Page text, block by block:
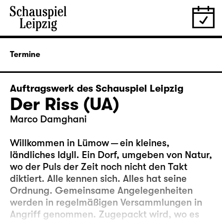
Termine
Auftragswerk des Schauspiel Leipzig
Der Riss (UA)
Marco Damghani
Willkommen in Lümow — ein kleines,
ländliches Idyll. Ein Dorf, umgeben von Natur,
wo der Puls der Zeit noch nicht den Takt
diktiert. Alle kennen sich. Alles hat seine
Ordnung. Gemeinsame Angelegenheiten
werden in regelmäßigen Versammlungen in
Angriff genommen. Zugepackt wird, wo es